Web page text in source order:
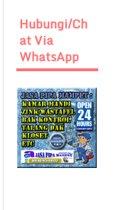
Hubungi/Ch
At Via
WhatsApp